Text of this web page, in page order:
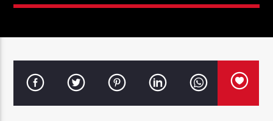
ELA QUER